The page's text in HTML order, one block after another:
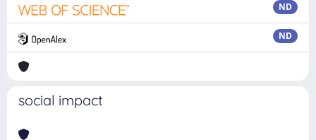
ND
ND
social impact